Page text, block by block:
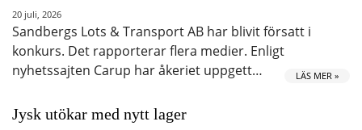
20 juli, 2026
Sandbergs Lots & Transport AB har blivit försatt i
konkurs. Det rapporterar flera medier. Enligt
nyhetssajten Carup har åkeriet uppgett…
LÄS MER »
Jysk utökar med nytt lager